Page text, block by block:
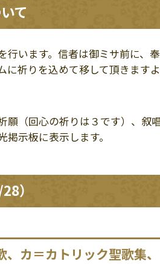
て
行います。信者は御ミサ前に、
に祈りを込めて移して頂きます
願（回心の祈りは３です）、叙
掲示板に表示します。
）
、カ＝カトリック聖歌集